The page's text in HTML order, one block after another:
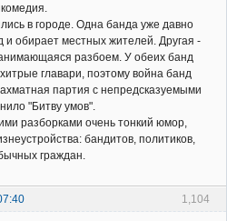
в городе. Одна банда уже давно
и обирает местных жителей. Другая -
разбоем. У обеих банд
главари, поэтому война банд
партия с непредсказуемыми
"Битву умов".
разборками очень тонкий юмор,
бандитов, политиков,
граждан.
1,104